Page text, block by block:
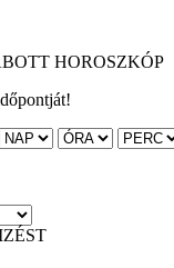
HOROSZKÓP